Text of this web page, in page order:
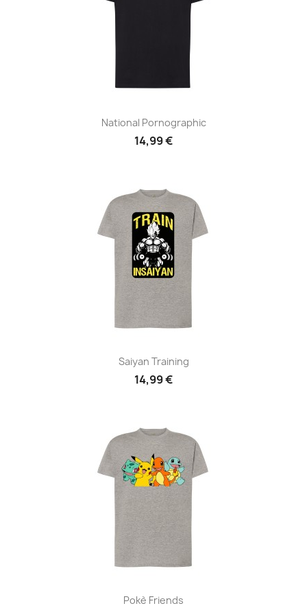
National Pornographic
14,99 €
Saiyan Training
14,99 €
Pokè Friends